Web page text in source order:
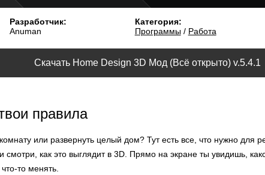
Разработчик:
Anuman
Категория:
Программы/ Работа
Скачать Home Design 3D Мод (Всё открыто) v.5.4.1
правила
или развернуть целый дом? Тут есть все, что нужно для
смотри, как это выглядит в 3D. Прямо на экране ты увидишь,
то менять.